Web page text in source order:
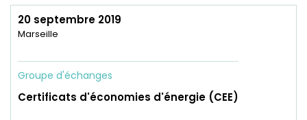
20 septembre 2019
Marseille
Groupe d'échanges
Certificats d'économies d'énergie (CEE)